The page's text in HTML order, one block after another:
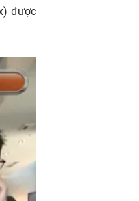
được